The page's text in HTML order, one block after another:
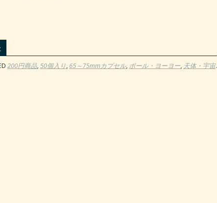
200円商品,50個入り, 65～75mmカプセル, ボール・ヨーヨー, 天体・宇宙.